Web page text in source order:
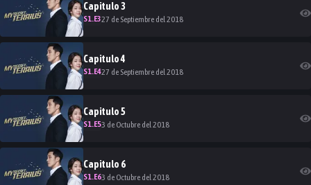
Capitulo3
S1.E327 de Septiembre del 2018
Capitulo4
S1.E427 de Septiembre del 2018
Capitulo5
S1.E53 de Octubre del 2018
Capitulo 6
S1.E63 de Octubre del 2018